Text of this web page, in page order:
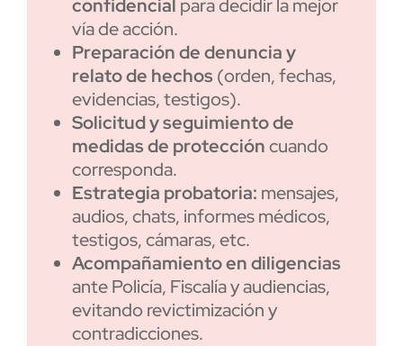
confidencial para decidir la mejor
vía de acción.
Preparación de denuncia y
relato de hechos (orden, fechas,
evidencias, testigos).
Solicitud y seguimiento de
medidas de proteccióncuando
corresponda.
Estrategia probatoria: mensajes,
audios, chats, informes médicos,
testigos, cámaras, etc.
Acompañamiento en diligencias
ante Policía, Fiscalía y audiencias,
evitando revictimización y
contradicciones.